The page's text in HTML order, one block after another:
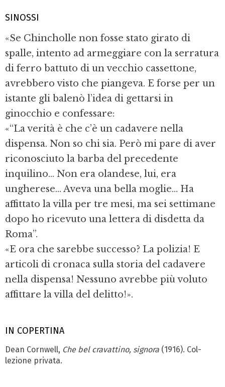
IN COPERTINA
Dean Cornwell, Che bel cravattino, signora (1916). Col­
lezione privata.
SINOSSI
«Se Chincholle non fosse stato girato di
spalle, intento ad armeggiare con la serratura
di ferro battuto di un vecchio cassettone,
avrebbero visto che piangeva. E forse per un
istante gli balenò l’idea di gettarsi in
ginocchio e confessare:
«“La verità è che c’è un cadavere nella
dispensa. Non so chi sia. Però mi pare di aver
riconosciu­to la barba del precedente
inquilino... Non era olandese, lui, era
ungherese... Aveva una bella moglie... Ha
affittato la villa per tre mesi, ma sei settimane
dopo ho ricevuto una lettera di di­sdetta da
Roma”.
«E ora che sarebbe successo? La polizia! E
artico­li di cronaca sulla storia del cadavere
nella di­spensa! Nessuno avrebbe più voluto
affittare la villa del delitto!».